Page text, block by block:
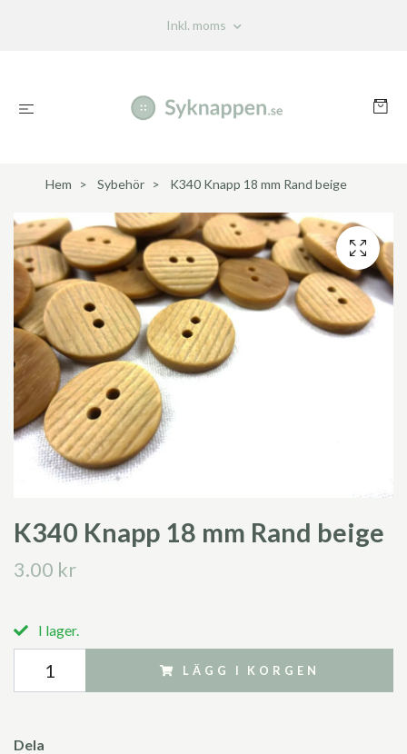
Inkl. moms
Hem Sybehör K340 Knapp 18 mm Rand beige
K340 Knapp 18 mm Rand beige
3.00 kr
I lager.
LÄGG I KORGEN
Dela